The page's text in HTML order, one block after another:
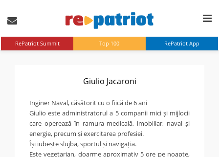
RePatriot Summit Top 100 RePatriot App
Giulio Jacaroni
Inginer Naval, căsătorit cu o fiică de 6 ani
Giulio este administratorul a 5 companii mici și mijlocii
care operează în ramura medicală, imobiliar, naval și
energie, precum și exercitarea profesiei.
Își iubește slujba, sportul și navigația.
Este vegetarian, doarme aproximativ 5 ore pe noapte,